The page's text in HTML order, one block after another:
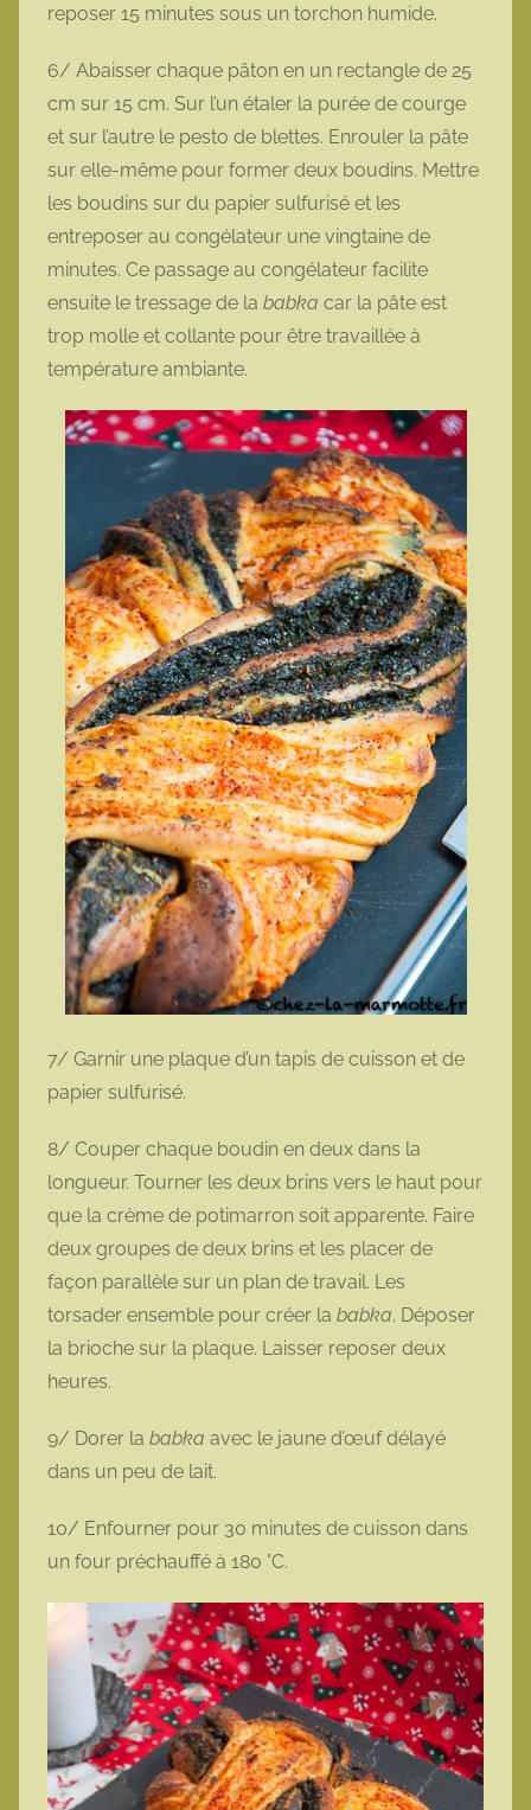
reposer 15 minutes sous un torchon humide.
6/ Abaisser chaque pâton en un rectangle de 25
cm sur 15 cm. Sur l’un étaler la purée de courge
et sur l’autre le pesto de blettes. Enrouler la pâte
sur elle-même pour former deux boudins. Mettre
les boudins sur du papier sulfurisé et les
entreposer au congélateur une vingtaine de
minutes. Ce passage au congélateur facilite
ensuite le tressage de la babka car la pâte est
trop molle et collante pour être travaillée à
température ambiante.
7/ Garnir une plaque d’un tapis de cuisson et de
papier sulfurisé.
8/ Couper chaque boudin en deux dans la
longueur. Tourner les deux brins vers le haut pour
que la crème de potimarron soit apparente. Faire
deux groupes de deux brins et les placer de
façon parallèle sur un plan de travail. Les
torsader ensemble pour créer la babka. Déposer
la brioche sur la plaque. Laisser reposer deux
heures.
9/ Dorer la babka avec le jaune d’œuf délayé
dans un peu de lait.
10/ Enfourner pour 30 minutes de cuisson dans
un four préchauffé à 180 °C.